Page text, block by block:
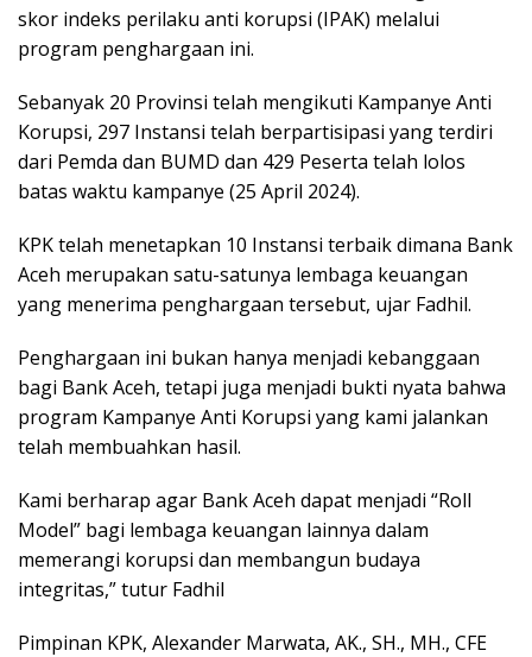
skor indeks perilaku anti korupsi (IPAK) melalui
program penghargaan ini.
Sebanyak 20 Provinsi telah mengikuti Kampanye Anti
Korupsi, 297 Instansi telah berpartisipasi yang terdiri
dari Pemda dan BUMD dan 429 Peserta telah lolos
batas waktu kampanye (25 April 2024).
KPK telah menetapkan 10 Instansi terbaik dimana Bank
Aceh merupakan satu-satunya lembaga keuangan
yang menerima penghargaan tersebut, ujar Fadhil.
Penghargaan ini bukan hanya menjadi kebanggaan
bagi Bank Aceh, tetapi juga menjadi bukti nyata bahwa
program Kampanye Anti Korupsi yang kami jalankan
telah membuahkan hasil.
Kami berharap agar Bank Aceh dapat menjadi “Roll
Model” bagi lembaga keuangan lainnya dalam
memerangi korupsi dan membangun budaya
integritas,” tutur Fadhil
Pimpinan KPK, Alexander Marwata, AK., SH., MH., CFE